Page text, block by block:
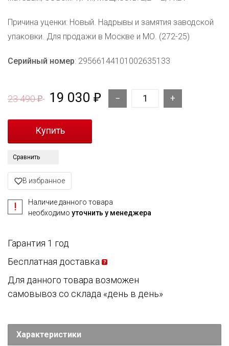
Причина уценки: Новый. Надрывы и замятия заводской
упаковки. Для продажи в Москве и МО. (272-25)
Серийный номер: 29566144101002635133
23 490₽ 19 030 ₽
Сравнить
В избранное
Наличие данного товара
необходимо уточнить у менеджера
Гарантия 1 год
Бесплатная доставка
Для данного товара возможен
самовывоз со склада «день в день»
Характеристики